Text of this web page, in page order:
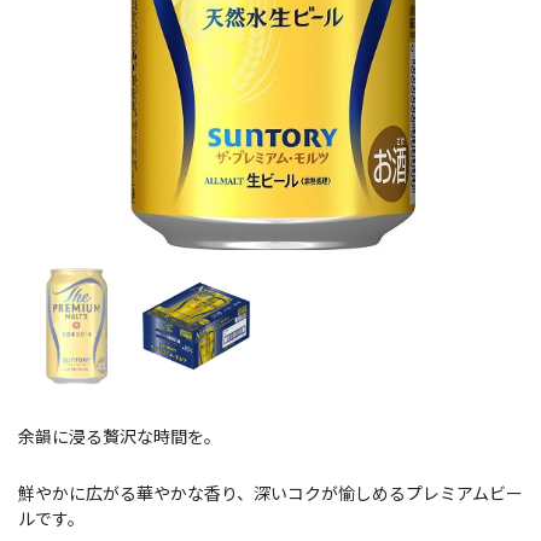
余韻に浸る贅沢な時間を。
鮮やかに広がる華やかな香り、深いコクが愉しめるプレミアムビー
ルです。